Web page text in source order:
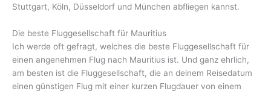
Stuttgart, Köln, Düsseldorf und München abfliegen kannst.
Die beste Fluggesellschaft für Mauritius
Ich werde oft gefragt, welches die beste Fluggesellschaft für
einen angenehmen Flug nach Mauritius ist. Und ganz ehrlich,
am besten ist die Fluggesellschaft, die an deinem Reisedatum
einen günstigen Flug mit einer kurzen Flugdauer von einem